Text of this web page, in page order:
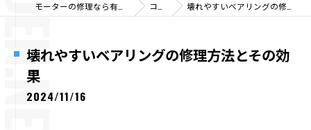
コラム 壊れやすいベアリングの修理方法とその効果
壊れやすいベアリングの修理方法とその効
果
2024/11/16